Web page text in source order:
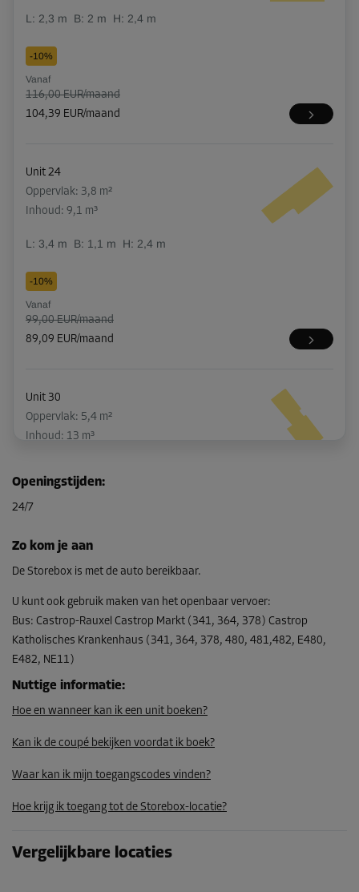
L: 2,3 m B: 2 m H: 2,4 m
-10%
Vanaf
116,00 EUR/maand
104,39 EUR/maand
Unit 24
Oppervlak: 3,8 m²
Inhoud: 9,1 m³
L: 3,4 m B: 1,1 m H: 2,4 m
-10%
Vanaf
99,00 EUR/maand
89,09 EUR/maand
Unit 30
Oppervlak: 5,4 m²
Inhoud: 13 m³
-20%
131,00 EUR/maand
104,79 EUR/maand
Unit 51
Oppervlak: 2,3 m²
Inhoud: 5,5 m³
2,3
64,00 EUR/maand
Unit 53
Openingstijden:
24/7
Zo kom je aan
De Storebox is met de auto bereikbaar.
U kunt ook gebruik maken van het openbaar vervoer:
Bus: Castrop-Rauxel Castrop Markt (341, 364, 378) Castrop
Katholisches Krankenhaus (341, 364, 378, 480, 481,482, E480,
E482, NE11)
Nuttige informatie:
Hoe en wanneer kan ik een unit boeken?
Kan ik de coupé bekijken voordat ik boek?
Waar kan ik mijn toegangscodes vinden?
Hoe krijg ik toegang tot de Storebox-locatie?
Vergelijkbare locaties